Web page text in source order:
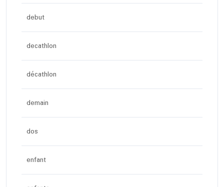
debut
decathlon
décathlon
demain
dos
enfant